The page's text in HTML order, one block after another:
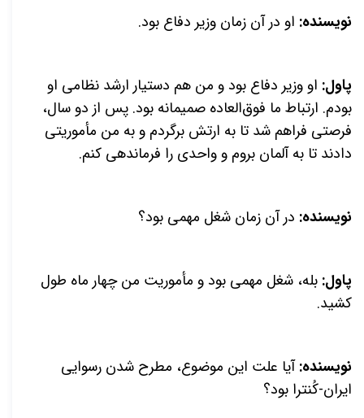
نویسنده: او در آن زمان وزیر دفاع بود.
پاول: او وزیر دفاع بود و من هم دستیار ارشد نظامی او
بودم. ارتباط ما فوق‌العاده صمیمانه بود. پس از دو سال،
فرصتی فراهم شد تا به ارتش برگردم و به من مأموریتی
دادند تا به آلمان بروم و واحدی را فرماندهی کنم.
نویسنده: در آن زمان شغل مهمی بود؟
پاول: بله، شغل مهمی بود و مأموریت من چهار ماه طول
کشید.
نویسنده:آیا علت این موضوع، مطرح شدن رسوایی
ایران-کُنترا بود؟